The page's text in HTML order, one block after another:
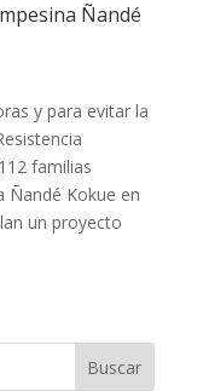
Ñandé
y para evitar la
familias
Ñandé Kokue en
un proyecto
Buscar